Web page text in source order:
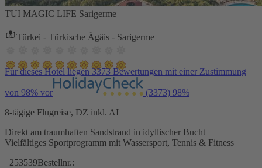
TUI MAGIC LIFE Sarigerme
Türkei - Türkische Ägäis - Sarigerme
Für dieses Hotel liegen 3373 Bewertungen mit einer Zustimmung
von 98% vor (3373) 98%
8-tägige Flugreise, DZ inkl. AI
Direkt am traumhaften Sandstrand in idyllischer Bucht
Vielfältiges Sportprogramm mit Wassersport, Tennis & Fitness
253539Bestellnr.: